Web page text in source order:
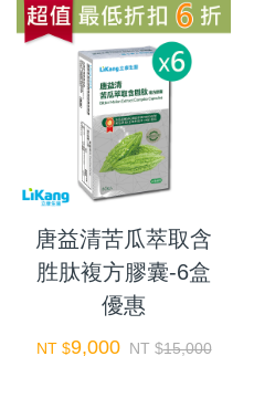
唐益清苦瓜萃取含
胜肽複方膠囊-6盒
優惠
NT $9,000 NT $15,000